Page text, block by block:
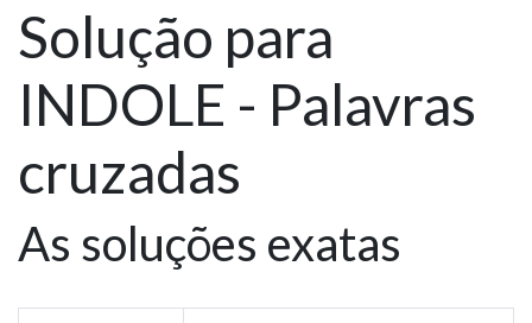
Solução para
INDOLE - Palavras
cruzadas
As soluções exatas